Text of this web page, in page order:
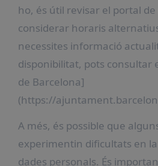
ho, és útil revisar el portal
considerar horaris
necessites informació
disponibilitat, pots consultar
de Barcelona]
(https://
A més, és possible que
experimentin dificultats en
dades personals. És